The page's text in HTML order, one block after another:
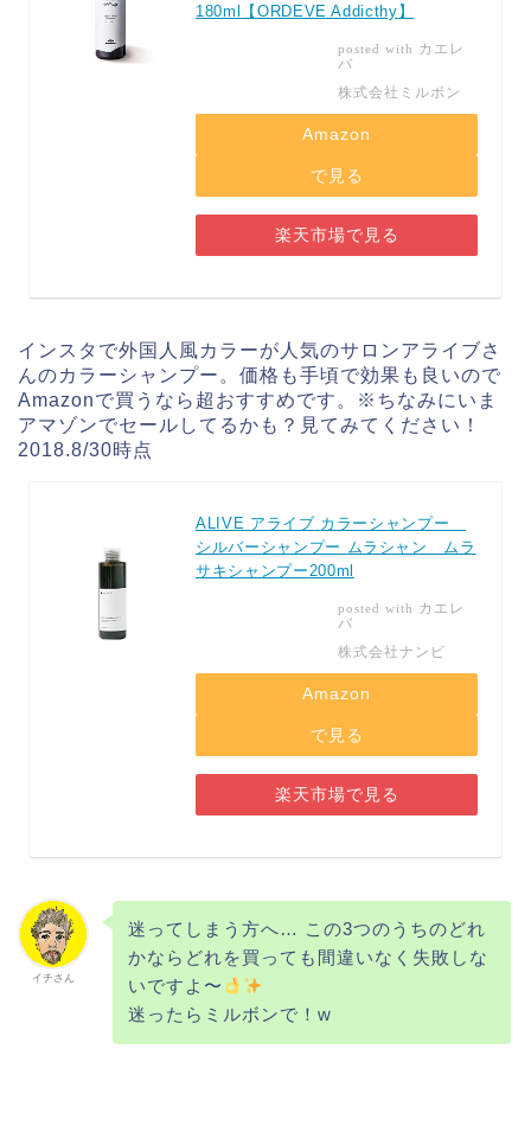
180ml 【ORDEVE Addicthy】
posted with カエレ
バ
株式会社ミルボン
Amazon
で見る
楽天市場で見る
インスタで外国人風カラーが人気のサロンアライブさ
んのカラーシャンプー。価格も手頃で効果も良いので
Amazonで買うなら超おすすめです。※ちなみにいま
アマゾンでセールしてるかも？見てみてください！
2018.8/30時点
ALIVE アライブ カラーシャンプー
シルバーシャンプー ムラシャン ムラ
サキシャンプー 200ml
posted with カエレ
バ
株式会社ナンビ
Amazon
で見る
楽天市場で見る
イチさん
迷ってしまう方へ… この3つのうちのどれ
かならどれを買っても間違いなく失敗しな
いですよ〜
迷ったらミルボンで！w